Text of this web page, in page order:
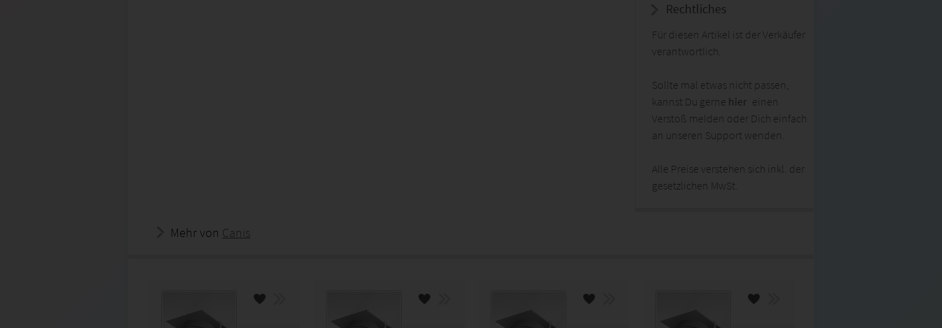
Rechtliches
Für diesen Artikel ist der Verkäufer
verantwortlich.
Sollte mal etwas nicht passen,
kannst Du gerne hier einen
Verstoß melden oder Dich einfach
an unseren Support wenden.
Alle Preise verstehen sich inkl. der
gesetzlichen MwSt.
Mehr von Canis